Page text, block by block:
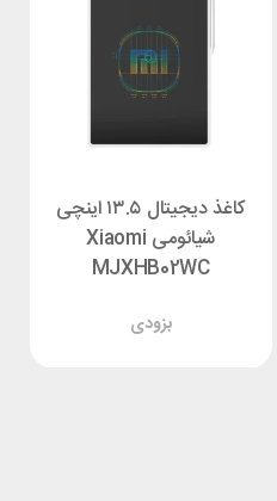
کاغذ دیجیتال ۱۳.۵ اینچی
شیائومی Xiaomi
MJXHB02WC
بزودی